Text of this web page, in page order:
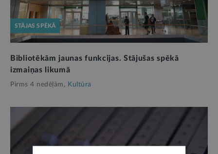
STĀJAS SPĒKĀ
Bibliotēkām jaunas funkcijas. Stājušas spēkā
izmaiņas likumā
Pirms 4 nedēļām, Kultūra